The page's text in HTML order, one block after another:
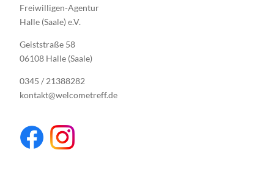
Freiwilligen-Agentur
Halle (Saale) e.V.
Geiststraße 58
06108 Halle (Saale)
0345 / 21388282
kontakt@welcometreff.de